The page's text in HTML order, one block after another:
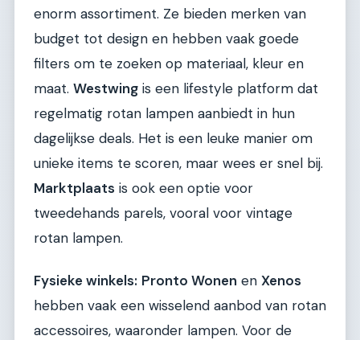
enorm assortiment. Ze bieden merken van
budget tot design en hebben vaak goede
filters om te zoeken op materiaal, kleur en
maat. Westwing is een lifestyle platform dat
regelmatig rotan lampen aanbiedt in hun
dagelijkse deals. Het is een leuke manier om
unieke items te scoren, maar wees er snel bij.
Marktplaats is ook een optie voor
tweedehands parels, vooral voor vintage
rotan lampen.
Fysieke winkels: Pronto Wonen en Xenos
hebben vaak een wisselend aanbod van rotan
accessoires, waaronder lampen. Voor de